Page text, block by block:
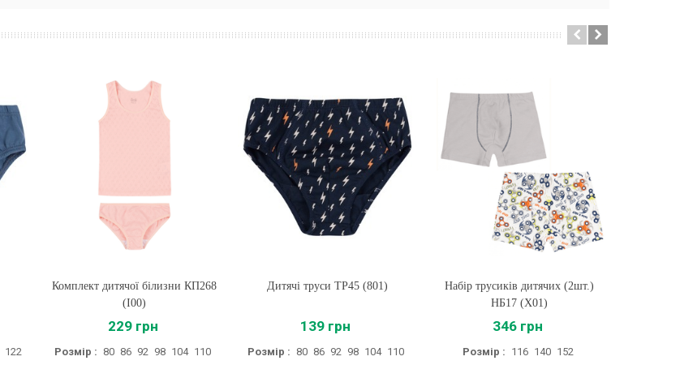
122
Купити
Комплект дитячої білизни КП268
(I00)
229 грн
Розмір : 80 86 92 98 104 110
Купити
Дитячі труси ТР45 (801)
139 грн
Розмір : 80 86 92 98 104 110
Купити
Набір трусиків дитячих (2шт.)
НБ17 (X01)
346 грн
Розмір : 116 140 152